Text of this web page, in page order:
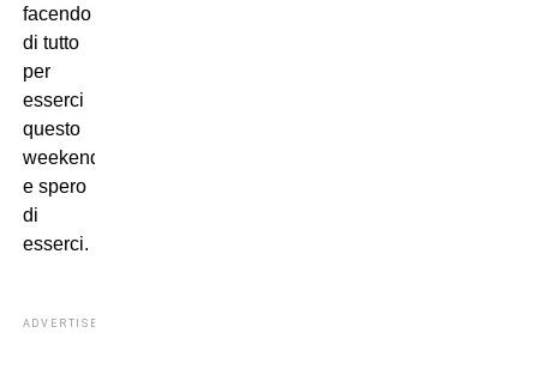
facendo
di tutto
per
esserci
questo
weekend
e spero
di
esserci.
ADVERTISEMENT